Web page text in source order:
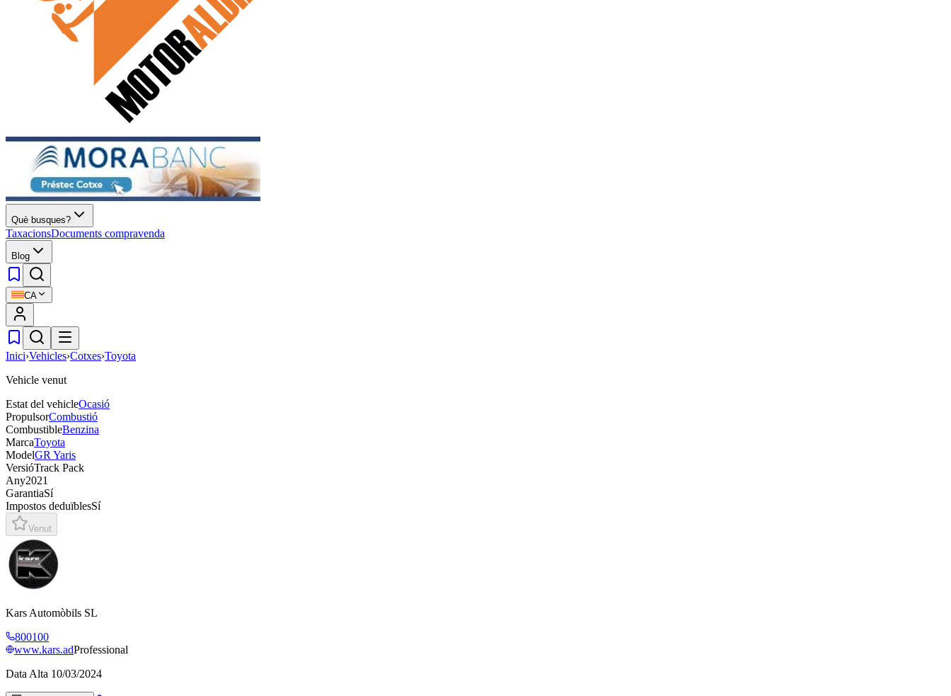
Què busques?
TaxacionsDocuments compravenda
Blog
CA
Inici›Vehicles›Cotxes›Toyota
Vehicle venut
Estat del vehicleOcasió
PropulsorCombustió
CombustibleBenzina
MarcaToyota
ModelGR Yaris
VersióTrack Pack
Any2021
GarantiaSí
Impostos deduïblesSí
Venut
Kars Automòbils SL
800100
www.kars.adProfessional
Data Alta 10/03/2024